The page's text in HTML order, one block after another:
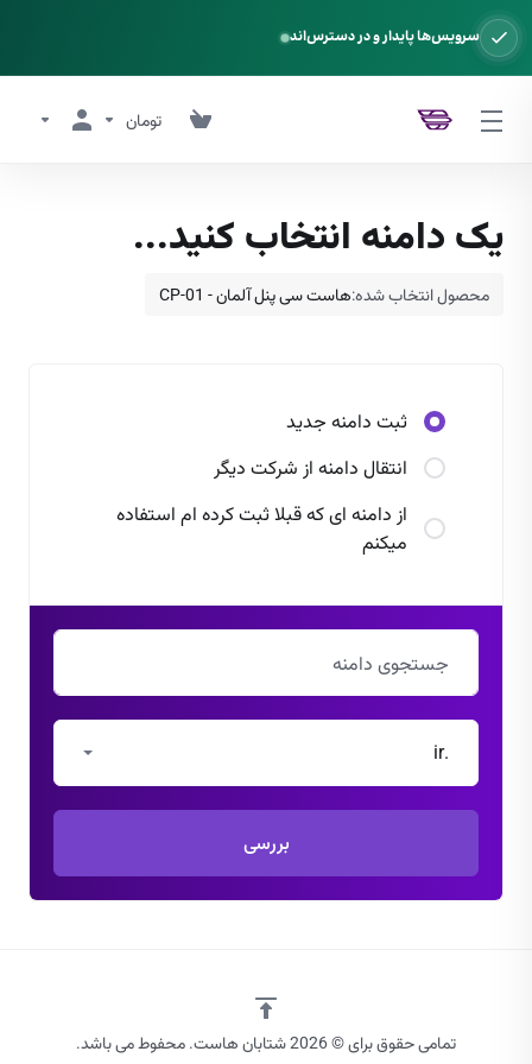
سرویس‌ها پایدار و در دسترس‌اند
تومان
یک دامنه انتخاب کنید...
محصول انتخاب شده:هاست سی پنل آلمان - CP-01
ثبت دامنه جدید
انتقال دامنه از شرکت دیگر
از دامنه ای که قبلا ثبت کرده ام استفاده
میکنم
.ir
بررسی
تمامی حقوق برای © 2026 شتابان هاست. محفوط می باشد.